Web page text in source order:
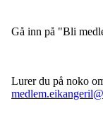
Gå inn på "Bli
Lurer du på noko